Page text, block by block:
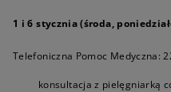
1 i 6 stycznia (środa,
Telefoniczna Pomoc Medyczna:
konsultacja z pielęgniarką